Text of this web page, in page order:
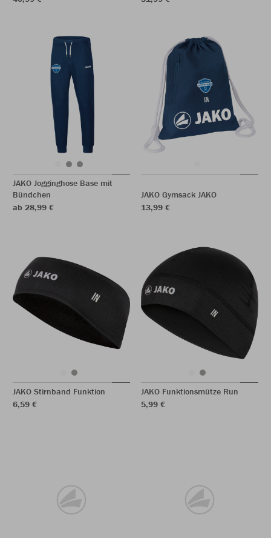
JAKO Jogginghose Base mit
Bündchen
ab 28,99 €
JAKO Gymsack JAKO
13,99 €
JAKO Stirnband Funktion
6,59 €
JAKO Funktionsmütze Run
5,99 €